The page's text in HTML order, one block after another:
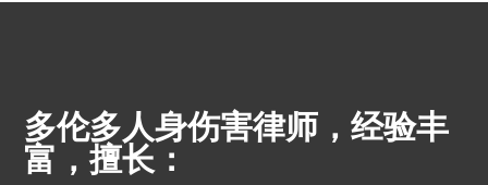
多伦多人身伤害律师，经验丰
富，擅长：